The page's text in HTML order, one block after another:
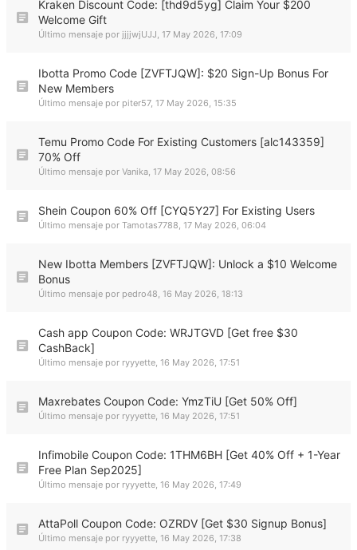
Kraken Discount Code: [thd9d5yg] Claim Your $200
Welcome Gift
Último mensaje por jjjjwjUJJ, 17 May 2026, 17:09
Ibotta Promo Code [ZVFTJQW]: $20 Sign-Up Bonus For
New Members
Último mensaje por piter57, 17 May 2026, 15:35
Temu Promo Code For Existing Customers [alc143359]
70% Off
Último mensaje por Vanika, 17 May 2026, 08:56
Shein Coupon 60% Off [CYQ5Y27] For Existing Users
Último mensaje por Tamotas7788, 17 May 2026, 06:04
New Ibotta Members [ZVFTJQW]: Unlock a $10 Welcome
Bonus
Último mensaje por pedro48, 16 May 2026, 18:13
Cash app Coupon Code: WRJTGVD [Get free $30
CashBack]
Último mensaje por ryyyette, 16 May 2026, 17:51
Maxrebates Coupon Code: YmzTiU [Get 50% Off]
Último mensaje por ryyyette, 16 May 2026, 17:51
Infimobile Coupon Code: 1THM6BH [Get 40% Off + 1-Year
Free Plan Sep2025]
Último mensaje por ryyyette, 16 May 2026, 17:49
AttaPoll Coupon Code: OZRDV [Get $30 Signup Bonus]
Último mensaje por ryyyette, 16 May 2026, 17:38